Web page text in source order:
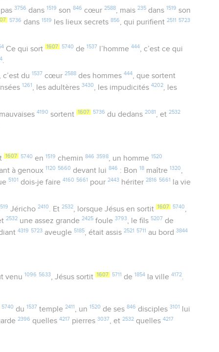
pas 3756 dans 1519 son 846 cœur 2588, mais 235dans 1519 son
5736 dans1519 les lieux secrets856, qui purifient2511 5723
Ce qui sort 1607 5740 de 1537 l’homme 444, c’est ce qui
.
, c’est du 1537 cœur 2588des hommes 444, que sortent
1261 , les adultères3430, les impudicités4202, les
4190 sortent 1607 5736 du dedans 2081 , et 2532
1607 5740 en 1519 chemin 846 3598, un homme 1520
à genoux 1120 5660 devant lui846 : Bon 18 maître 1320
5101 dois-je faire4160 5661 pour2443 hériter2816 5661 la vie
Jéricho 2410 . Et 2532, lorsque Jésus en sortit 1607 5740
2532 une assez grande2425 foule3793 , le fils 5207 de
4319 5723 aveugle 5185, était assis2521 5711 au bord3844
venu 1096 5633, Jésus sortit 1607 5711 de 1854la ville 4172.
5740 du 1537 temple 2411 , un 1520 de ses 846 disciples 3101 lui
2396 quelles4217 pierres3037, et2532 quelles4217